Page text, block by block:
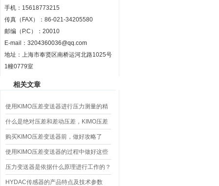
手机：15618773215
传真（FAX）：86-021-34205580
邮编（P.C）：20010
E-mail： 3204360036@qq.com
地址：上海市奉贤区南桥运河北路1025号
1幢0779室
相关文章
使用KIMO压差变送器进行压力测量的精
度提升策略
什么是绝对压差和差动压差，KIMO压差
变送器如何测量它们？
购买KIMO压差变送器前，做好攻略了
吗？
使用KIMO压差变送器的过程中做好这些
事项 好处多多
压力变送器是依据什么原理进行工作的？
HYDAC传感器的产品特点及技术参数